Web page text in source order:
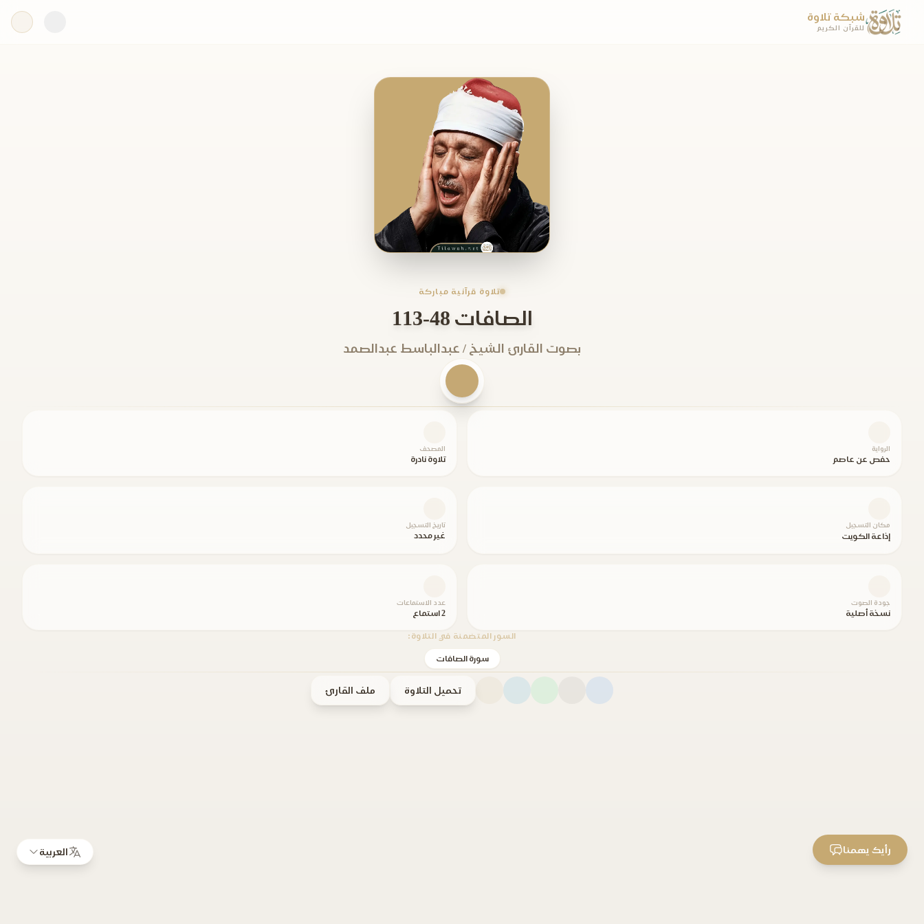
شبكة تلاوة
للقرآن الكريم
تلاوة قرآنية مباركة
الصافات 48-113
بصوت القارئ الشيخ / عبدالباسط عبدالصمد
الرواية
حفص عن عاصم
المصحف
تلاوة نادرة
مكان التسجيل
إذاعة الكويت
تاريخ التسجيل
غير محدد
جودة الصوت
نسخة أصلية
عدد الاستماعات
2 استماع
السور المتضمنة في التلاوة:
سورة الصافات
تحميل التلاوة ملف القارئ
العربية رأيك يهمنا